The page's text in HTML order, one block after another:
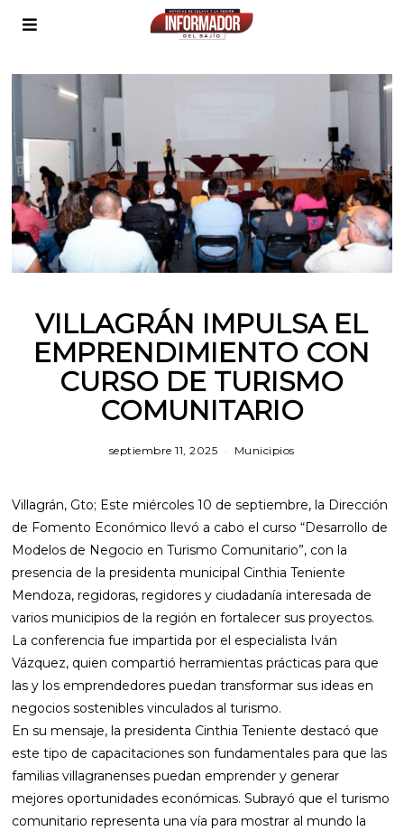
VILLAGRÁN IMPULSA EL
EMPRENDIMIENTO CON
CURSO DE TURISMO
COMUNITARIO
septiembre 11, 2025 Municipios
Villagrán, Gto; Este miércoles 10 de septiembre, la Dirección
de Fomento Económico llevó a cabo el curso “Desarrollo de
Modelos de Negocio en Turismo Comunitario”, con la
presencia de la presidenta municipal Cinthia Teniente
Mendoza, regidoras, regidores y ciudadanía interesada de
varios municipios de la región en fortalecer sus proyectos.
La conferencia fue impartida por el especialista Iván
Vázquez, quien compartió herramientas prácticas para que
las y los emprendedores puedan transformar sus ideas en
negocios sostenibles vinculados al turismo.
En su mensaje, la presidenta Cinthia Teniente destacó que
este tipo de capacitaciones son fundamentales para que las
familias villagranenses puedan emprender y generar
mejores oportunidades económicas. Subrayó que el turismo
comunitario representa una vía para mostrar al mundo la